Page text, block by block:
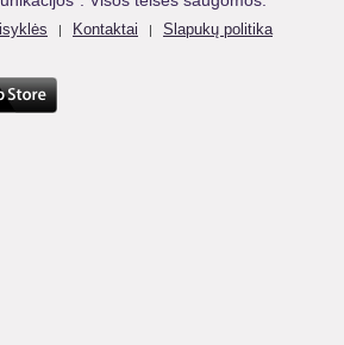
| Kontaktai | Slapukų politika